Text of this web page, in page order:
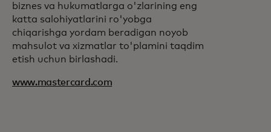
biznes va hukumatlarga o'zlarining eng
katta salohiyatlarini ro'yobga
chiqarishga yordam beradigan noyob
mahsulot va xizmatlar to'plamini taqdim
etish uchun birlashadi.
www.mastercard.com